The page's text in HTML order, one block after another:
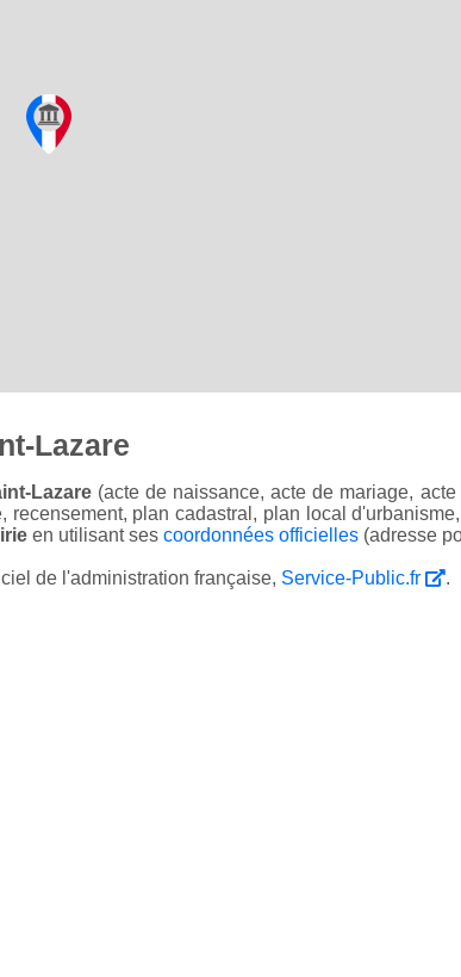
Lazare
Lazare(acte de naissance, acte de mariage,
plan cadastral, plan local
en utilisant ses coordonnées officielles (adresse
de l'administration française, Service-Public.fr .